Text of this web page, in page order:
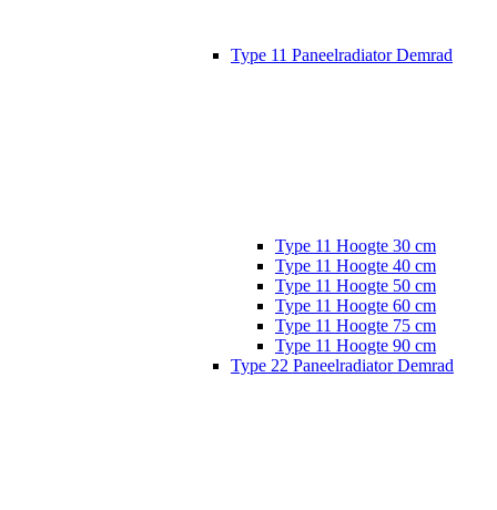
Type 11 Paneelradiator Demrad
Type 11 Hoogte 30 cm
Type 11 Hoogte 40 cm
Type 11 Hoogte 50 cm
Type 11 Hoogte 60 cm
Type 11 Hoogte 75 cm
Type 11 Hoogte 90 cm
Type 22 Paneelradiator Demrad